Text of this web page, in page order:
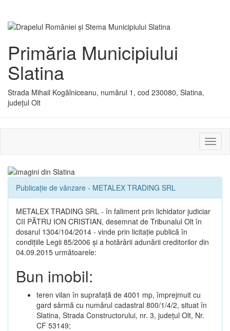
Primăria Municipiului
Slatina
Strada Mihail Kogălniceanu, numărul 1, cod 230080, Slatina,
județul Olt
sau
Publicație de vânzare - METALEX TRADING SRL
METALEX TRADING SRL - în faliment prin lichidator judiciar
CII PĂTRU ION CRISTIAN, desemnat de Tribunalul Olt în
dosarul 1304/104/2014 - vinde prin licitație publică în
condițiile Legii 85/2006 și a hotărârii adunării creditorilor din
04.09.2015 următoarele:
Bun imobil:
teren vilan în suprafață de 4001 mp, împrejmuit cu
gard sârmă cu numărul cadastral 800/1/4/2, situat în
Slatina, Strada Constructorului, nr. 3, județul Olt, Nr.
CF 53149;